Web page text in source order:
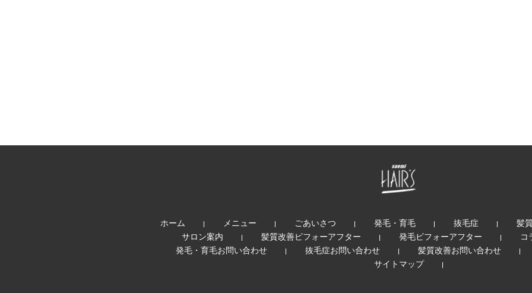
ホーム メニュー ごあいさつ 発毛・育毛 抜毛症
髪
サロン案内
髪質改善ビフォーアフター 発毛ビフォーアフター
コ
発毛・育毛お問い合わせ
抜毛症お問い合わせ
髪質改善お問い合わせ
サイトマップ